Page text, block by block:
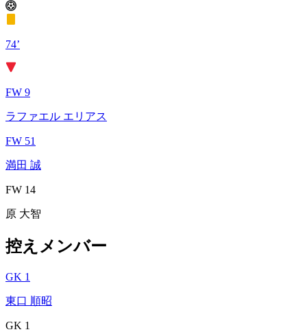
74’
FW 9
ラファエル エリアス
FW 51
満田 誠
FW 14
原 大智
控えメンバー
GK 1
東口 順昭
GK 1